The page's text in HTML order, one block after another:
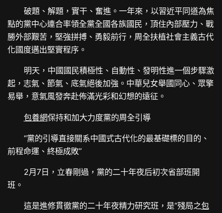
破題、解題，實干、奮進。一年來，以習近平同道為焦
點的黨中心連合率領全黨全國各族國民，頂住內部壓力、戰
勝外部艱苦，堅強拼搏、勇毅前行，周全扶植社會主義古代
化國度邁出堅實程序。
明天，中國國民積極性、自動性、發明性進一個步驟激
起，志氣、節氣、底氣絕後加強。中華兒女舉國同心、眾擎
易舉，意氣風發奔赴佈滿光彩和幻想的遠征。
包養網保持和加大力度黨的周全引導
“黨的引導直接關系中國式古代化的最基礎標的目的、
前程命運、終極成敗”
2月7日，立春剛過，黨的二十年夜后初次省部班開
班。
這是進修貫徹黨的二十年夜精力研究班，是“殘局之包